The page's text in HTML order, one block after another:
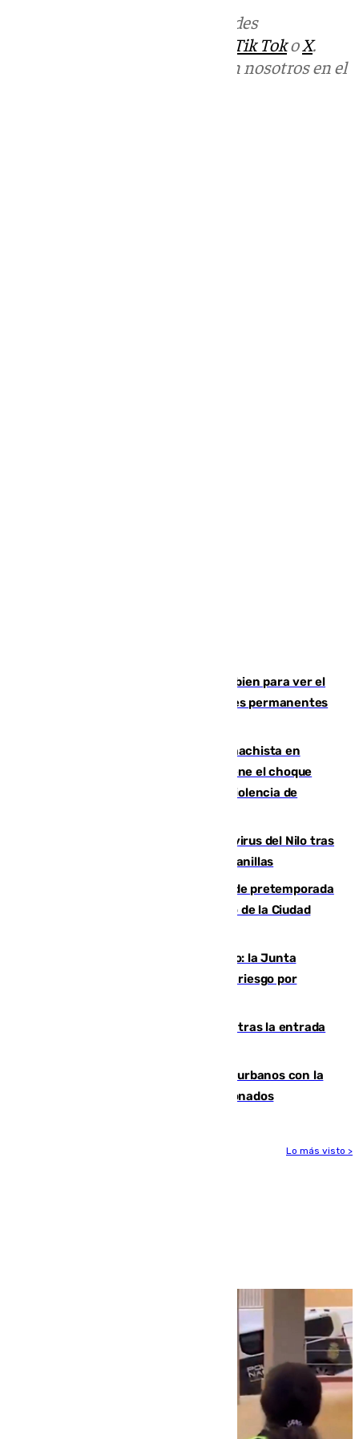
en las redes
Tik TokoX.
Puedes ponerte en contacto con nosotros en el
¿Qué puede pasar si no te proteges bien para ver el
eclipse?: los expertos alertan de lesiones permanentes
Moreno condena el último crimen machista en
Benahavís mientras el Gobierno mantiene el choque
con la Junta por las competencias de violencia de
Málaga refuerza la vigilancia por el virus del Nilo tras
detectar un mosquito positivo en Campanillas
Málaga-Ceuta: cuarto compromiso de pretemporada
de los blanquiazules en busca del Trofeo de la Ciudad
Málaga, en alerta por el virus del Nilo: la Junta
decreta Campanillas como zona de alto riesgo por
El Gobierno registra 1.342 menores tras la entrada
Cádiz despide seis «puntos negros» urbanos con la
orden de retirada para quioscos abandonados
Lo más visto >